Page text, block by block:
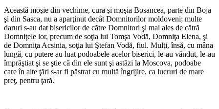
Această moşie din vechime, cura şi moşia Bosancea, parte din Boja
şi din Sasca, nu a aparţinut decât Domnitorilor moldoveni; multe
daruri s-au dat biserici­lor de către Domnitori şi mai ales de cătră
Domniţele lor, precum de soţia lui Tomşa Vodă, Domniţa Elena, şi
de Domniţa Acsinia, soţia lui Ştefan Vodă, fiul. Mulţi, însă, cu mâna
lungă, cu putere au luat podoabele acelor biserici, le-au vândut, le-au
împrăştiat şi se ştie că din ele sunt şi astăzi la Moscova, podoabe
care în alte ţări s-ar fi păstrat cu multă îngrijire, ca lucruri de mare
preţ, pentru ţară.